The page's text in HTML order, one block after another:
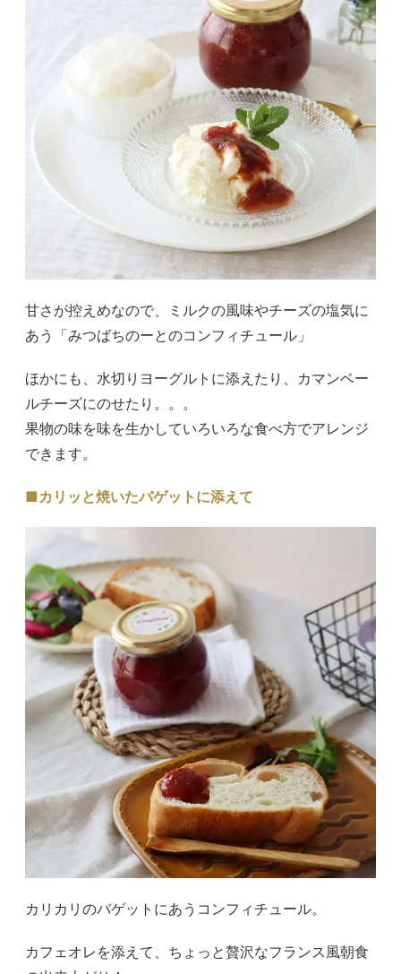
甘さが控えめなので、ミルクの風味やチーズの塩気に
あう「みつばちのーとのコンフィチュール」
ほかにも、水切りヨーグルトに添えたり、カマンベー
ルチーズにのせたり。。。
果物の味を味を生かしていろいろな食べ方でアレンジ
できます。
■カリッと焼いたバゲットに添えて
カリカリのバゲットにあうコンフィチュール。
カフェオレを添えて、ちょっと贅沢なフランス風朝食